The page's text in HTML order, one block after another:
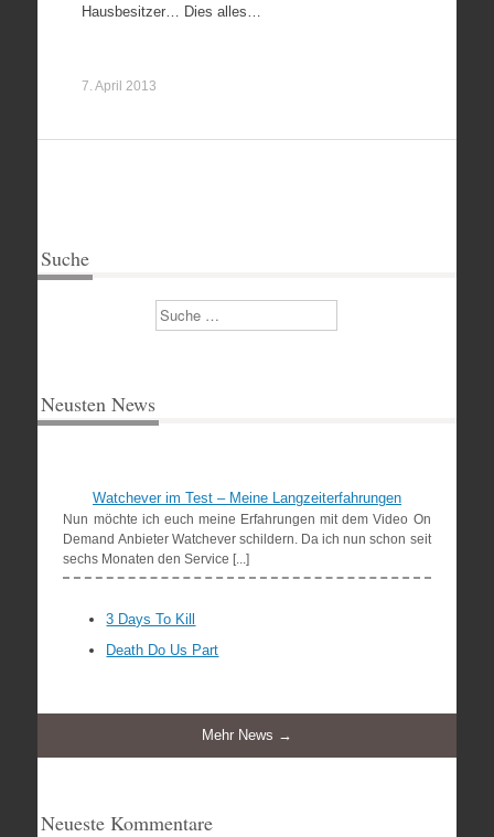
Hausbesitzer… Dies alles…
7. April 2013
Suche
Suchen
Neusten News
Watchever im Test – Meine Langzeiterfahrungen
Nun möchte ich euch meine Erfahrungen mit dem Video On
Demand Anbieter Watchever schildern. Da ich nun schon seit
sechs Monaten den Service [...]
3 Days To Kill
Death Do Us Part
Mehr News →
Neueste Kommentare